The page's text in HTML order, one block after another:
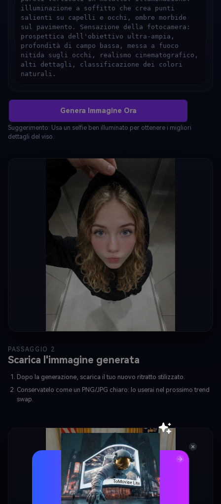
illuminazione a soffitto che crea punti
salienti su capelli e occhi, ombre morbide
sul pavimento. Sensazione della fotocamera:
prospettica dell'obiettivo ultra-ampia,
profondità di campo bassa, messa a fuoco
nitida sugli occhi, realismo cinematografico,
alti dettagli, classificazione dei colori
naturali.
Genera Immagine Ora
Suggerimento: Usa un selfie ben illuminato per ottenere i migliori
dettagli del viso.
PASSAGGIO 2
Scarica l'immagine generata
Dopo la generazione, scarica il tuo nuovo ritratto stilizzato.
Conservatelo come un PNG/JPG chiaro: lo userai nel prossimo trend
swap.